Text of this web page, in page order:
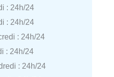
: 24h/24
: 24h/24
: 24h/24
: 24h/24
: 24h/24